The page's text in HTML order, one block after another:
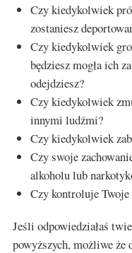
Czy kiedykolwiek
zostaniesz
Czy kiedykolwiek
będziesz mogła ich
odejdziesz?
Czy kiedykolwiek
innymi ludźmi?
Czy kiedykolwiek
Czy swoje
alkoholu lub
Czy kontroluje
Jeśli odpowiedziałaś
powyższych, możliwe że